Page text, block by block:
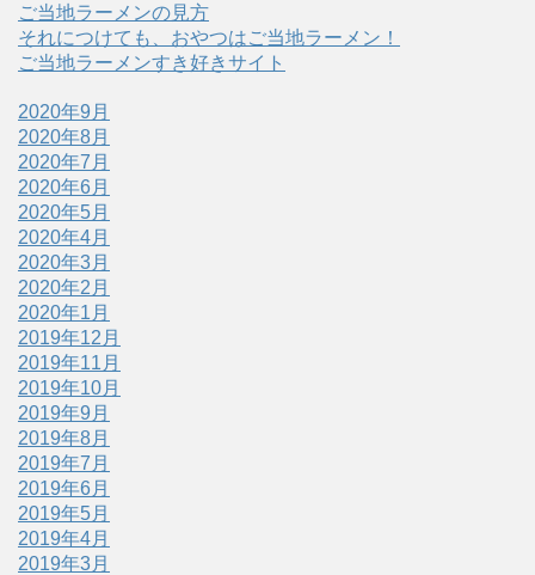
ご当地ラーメンの見方
それにつけても、おやつはご当地ラーメン！
ご当地ラーメンすき好きサイト
2020年9月
2020年8月
2020年7月
2020年6月
2020年5月
2020年4月
2020年3月
2020年2月
2020年1月
2019年12月
2019年11月
2019年10月
2019年9月
2019年8月
2019年7月
2019年6月
2019年5月
2019年4月
2019年3月